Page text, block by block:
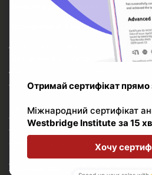
Выбрать расписание
Последнее в блоге
Английский онлайн
Где скачать аудиокурсы по английскому
Аудиокниги на английском языке
Лучшие детские песни для изучения
Мы работаем с Пн. по Пт. 11:00 -
тел: 091 481 10 12
тел: 0 800 800 890
osk@oxford-school.com.ua
TEFL Courses